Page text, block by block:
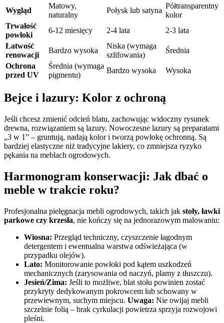
Wygląd
Matowy,
naturalny
Połysk lub satyna
Półtransparentny
kolor
Trwałość
powłoki
6-12 miesięcy 2-4 lata
2-3 lata
Łatwość
renowacji
Bardzo wysoka
Niska (wymaga
szlifowania)
Średnia
Ochrona
przed UV
Średnia (wymaga
pigmentu)
Bardzo wysoka Wysoka
Bejce i lazury: Kolor z ochroną
Jeśli chcesz zmienić odcień blatu, zachowując widoczny rysunek
drewna, rozwiązaniem są lazury. Nowoczesne lazury są preparatami
„3 w 1” – gruntują, nadają kolor i tworzą powłokę ochronną. Są
bardziej elastyczne niż tradycyjne lakiery, co zmniejsza ryzyko
pękania na meblach ogrodowych.
Harmonogram konserwacji: Jak dbać o
meble w trakcie roku?
Profesjonalna pielęgnacja mebli ogrodowych, takich jak stoły, ławki
parkowe czy krzesła, nie kończy się na jednorazowym malowaniu:
Wiosna: Przegląd techniczny, czyszczenie łagodnym
detergentem i ewentualna warstwa odświeżająca (w
przypadku olejów).
Lato: Monitorowanie powłoki pod kątem uszkodzeń
mechanicznych (zarysowania od naczyń, plamy z tłuszczu).
Jesień/Zima: Jeśli to możliwe, blat stołu powinien zostać
przykryty dedykowanym pokrowcem lub schowany w
przewiewnym, suchym miejscu. Uwaga: Nie owijaj mebli
szczelnie folią – brak cyrkulacji powietrza sprzyja rozwojowi
pleśni.